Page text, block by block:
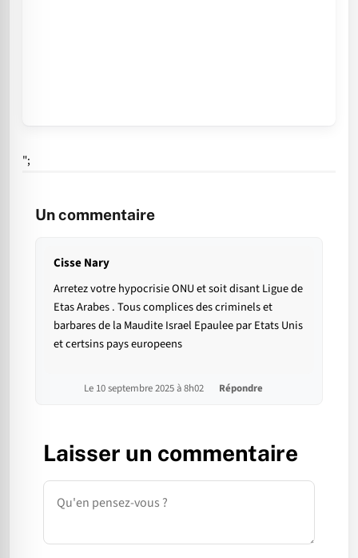
";
Un commentaire
Cisse Nary
Arretez votre hypocrisie ONU et soit disant Ligue de
Etas Arabes . Tous complices des criminels et
barbares de la Maudite Israel Epaulee par Etats Unis
et certsins pays europeens
Le 10 septembre 2025 à 8h02 Répondre
Laisser un commentaire
Commentaire